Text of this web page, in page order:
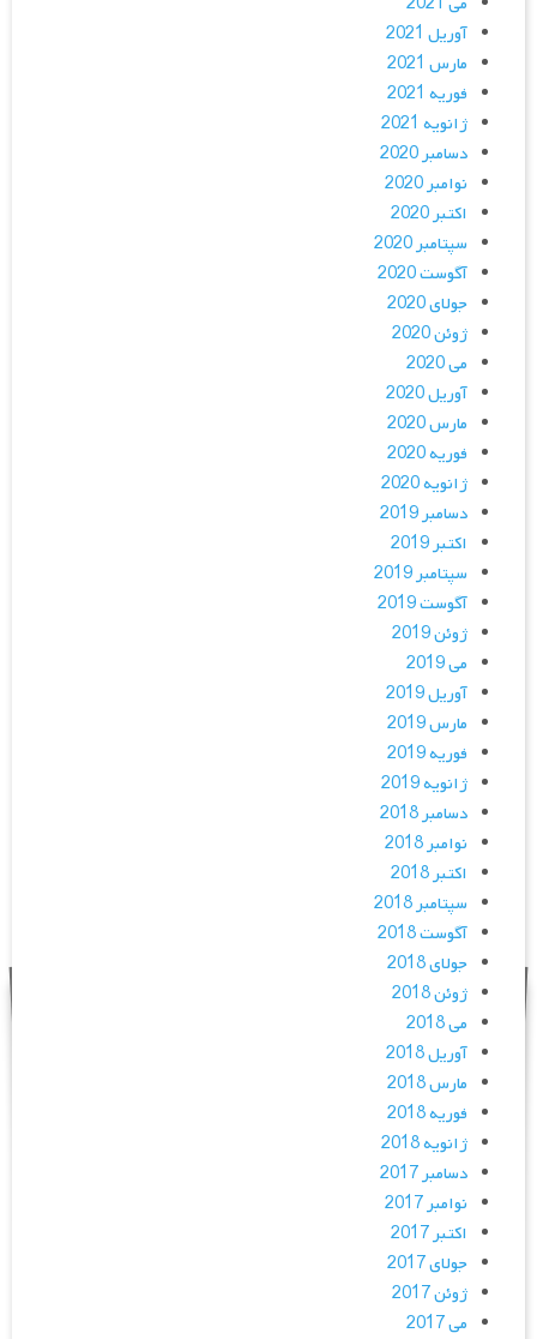
آوریل 2021
مارس 2021
فوریه 2021
ژانویه 2021
دسامبر 2020
نوامبر 2020
اکتبر 2020
سپتامبر 2020
آگوست 2020
جولای 2020
ژوئن 2020
می 2020
آوریل 2020
مارس 2020
فوریه 2020
ژانویه 2020
دسامبر 2019
اکتبر 2019
سپتامبر 2019
آگوست 2019
ژوئن 2019
می 2019
آوریل 2019
مارس 2019
فوریه 2019
ژانویه 2019
دسامبر 2018
نوامبر 2018
اکتبر 2018
سپتامبر 2018
آگوست 2018
جولای 2018
ژوئن 2018
می 2018
آوریل 2018
مارس 2018
فوریه 2018
ژانویه 2018
دسامبر 2017
نوامبر 2017
اکتبر 2017
جولای 2017
ژوئن 2017
می 2017